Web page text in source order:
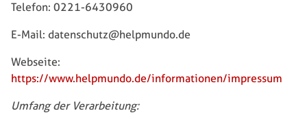
Telefon: 0221-6430960
E-Mail: datenschutz@helpmundo.de
Webseite:
https://www.helpmundo.de/informationen/impressum
Umfang der Verarbeitung: